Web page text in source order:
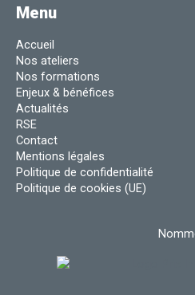
Menu
Accueil
Nos ateliers
Nos formations
Enjeux & bénéfices
Actualités
RSE
Contact
Mentions légales
Politique de confidentialité
Politique de cookies (UE)